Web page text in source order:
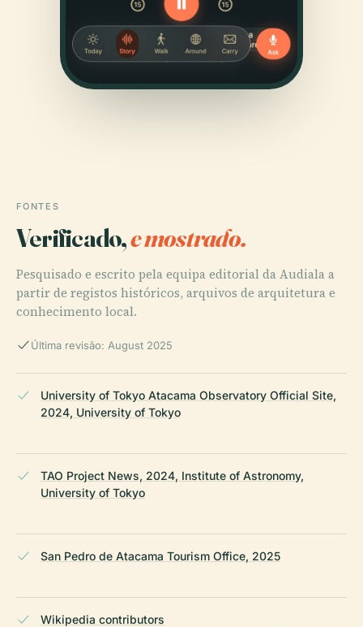
FONTES
Verificado,e mostrado.
Pesquisado e escrito pela equipa editorial da Audiala a
partir de registos históricos, arquivos de arquitetura e
conhecimento local.
Última revisão: August 2025
University of Tokyo Atacama Observatory Official Site,
2024, University of Tokyo
TAO Project News, 2024, Institute of Astronomy,
University of Tokyo
San Pedro de Atacama Tourism Office, 2025
Wikipedia contributors